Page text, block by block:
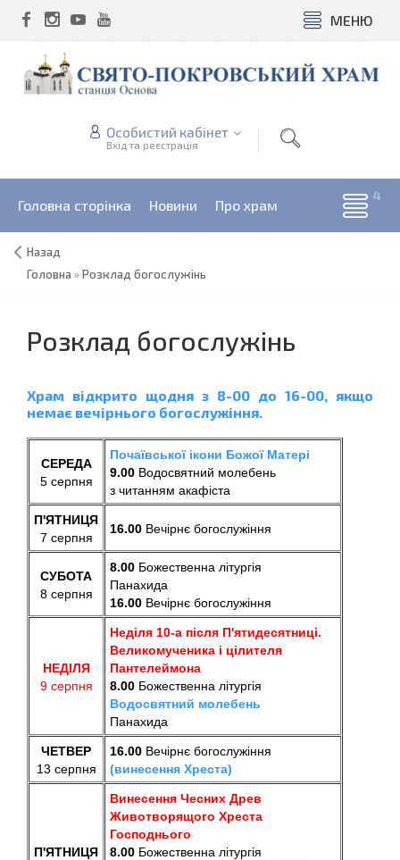
МЕНЮ
Особистий кабінет
Вхід та реєстрація
Головна сторінка Новини Про храм
Назад
Головна »Розклад богослужінь
Розклад богослужінь
Храм відкрито щодня з 8-00 до 16-00, якщо
немає вечірнього богослужіння.
СЕРЕДА
5 серпня
Почаївської ікони Божої Матері
9.00 Водосвятний молебень
з читанням акафіста
П'ЯТНИЦЯ
7 серпня
16.00 Вечірнє богослужіння
СУБОТА
8 серпня
8.00 Божественна літургія
Панахида
16.00 Вечірнє богослужіння
НЕДІЛЯ
9 серпня
Неділя 10-а після П'ятидесятниці.
Великомученика і цілителя
Пантелеймона
8.00 Божественна літургія
Водосвятний молебень
Панахида
ЧЕТВЕР
13 серпня
16.00 Вечірнє богослужіння
(винесення Хреста)
П'ЯТНИЦЯ
Винесення Чесних Древ
Животворящого Хреста
Господнього
8.00 Божественна літургія